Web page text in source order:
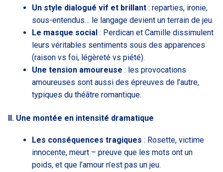
Un style dialogué vif et brillant : reparties, ironie,
sous-entendus… le langage devient un terrain de jeu.
Le masque social : Perdican et Camille dissimulent
leurs véritables sentiments sous des apparences
(raison vs foi, légèreté vs piété).
Une tension amoureuse : les provocations
amoureuses sont aussi des épreuves de l’autre,
typiques du théâtre romantique.
II. Une montée en intensité dramatique
Les conséquences tragiques : Rosette, victime
innocente, meurt – preuve que les mots ont un
poids, et que l’amour n’est pas un jeu.